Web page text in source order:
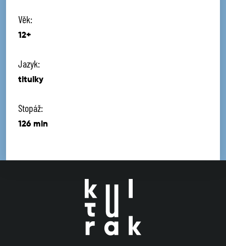
Věk:
12+
Jazyk:
titulky
Stopáž:
126 min